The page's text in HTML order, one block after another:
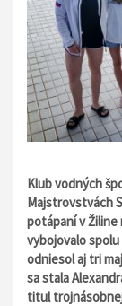
Klub vodných
Majstrovstvách
potápaní v
vybojovalo
odniesol aj tri
sa stala
titul